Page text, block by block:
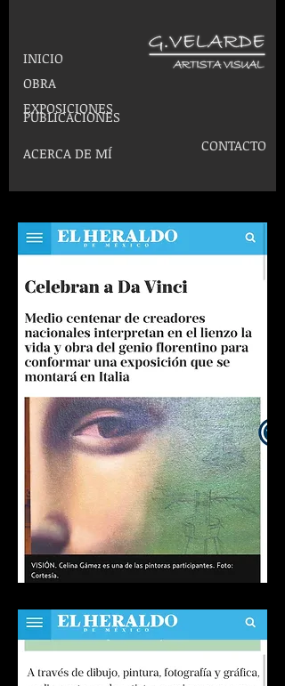
INICIO
OBRA
EXPOSICIONES
PUBLICACIONES
ACERCA DE MÍ CONTACTO